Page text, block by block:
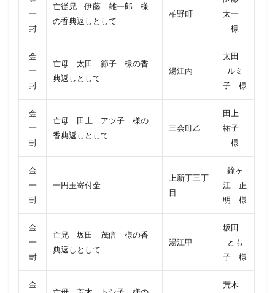
一
封
亡従兄 伊藤 雄一郎 様
の香典返しとして
柏野町
太一
様
金
一
封
亡母 太田 節子 様の香
典返しとして
湯江丙
太田
ルミ
子 様
金
一
封
亡母 田上 アツ子 様の
香典返しとして
三会町乙
田上
祐子
様
金
一
封
一円玉寄付金
上新丁三丁
目
鐘ヶ
江 正
明 様
金
一
封
亡兄 坂田 茂信 様の香
典返しとして
湯江甲
坂田
とも
子 様
金
荒木